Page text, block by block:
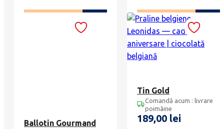
ADAUGĂ ÎN COȘ ADAUGĂ ÎN COȘ
Ballotin Gourmand
Tin Gold
Comandă acum : livrare
poimâine
189,00 lei